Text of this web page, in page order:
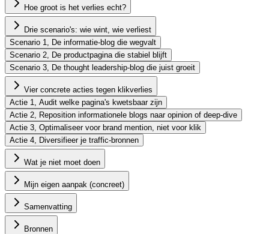
Hoe groot is het verlies echt?
Drie scenario's: wie wint, wie verliest
Scenario 1, De informatie-blog die wegvalt
Scenario 2, De productpagina die stabiel blijft
Scenario 3, De thought leadership-blog die juist groeit
Vier concrete acties tegen klikverlies
Actie 1, Audit welke pagina's kwetsbaar zijn
Actie 2, Reposition informationele blogs naar opinion of deep-dive
Actie 3, Optimaliseer voor brand mention, niet voor klik
Actie 4, Diversifieer je traffic-bronnen
Wat je niet moet doen
Mijn eigen aanpak (concreet)
Samenvatting
Bronnen